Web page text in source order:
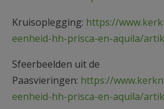
Kruisoplegging: https://
eenheid-hh-prisca-en-aquila/
Sfeerbeelden uit de
Paasvieringen: https://
eenheid-hh-prisca-en-aquila/